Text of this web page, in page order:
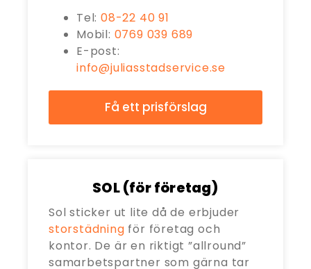
Tel: 08-22 40 91
Mobil: 0769 039 689
E-post:
info@juliasstadservice.se
Få ett prisförslag
SOL (för företag)
Sol sticker ut lite då de erbjuder
storstädning för företag och
kontor. De är en riktigt ”allround”
samarbetspartner som gärna tar